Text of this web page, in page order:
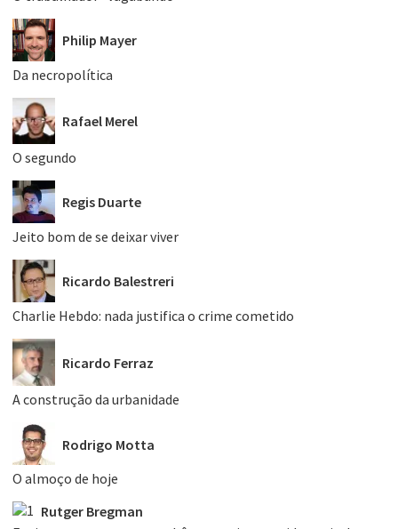
Philip Mayer
Da necropolítica
Rafael Merel
O segundo
Regis Duarte
Jeito bom de se deixar viver
Ricardo Balestreri
Charlie Hebdo: nada justifica o crime cometido
Ricardo Ferraz
A construção da urbanidade
Rodrigo Motta
O almoço de hoje
Rutger Bregman